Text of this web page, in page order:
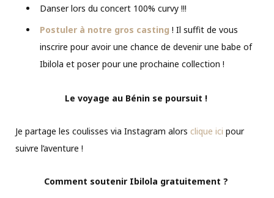
Danser lors du concert 100% curvy !!!
Postuler à notre gros casting ! Il suffit de vous
inscrire pour avoir une chance de devenir une babe of
Ibilola et poser pour une prochaine collection !
Le voyage au Bénin se poursuit !
Je partage les coulisses via Instagram alors clique ici pour
suivre l’aventure !
Comment soutenir Ibilola gratuitement ?